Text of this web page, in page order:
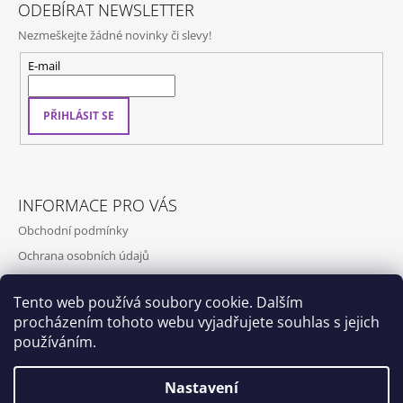
Tento web používá soubory cookie. Dalším
procházením tohoto webu vyjadřujete souhlas s jejich
používáním.
Nastavení
ODEBÍRAT NEWSLETTER
Nezmeškejte žádné novinky či slevy!
E-mail
PŘIHLÁSIT SE
INFORMACE PRO VÁS
Obchodní podmínky
Ochrana osobních údajů
Doprava a platba
Napište nám